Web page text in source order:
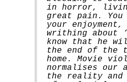
in horror,
great pain. You
your enjoyment,
writhing about
know that he
the end of the
home. Movie
normalises our
the reality